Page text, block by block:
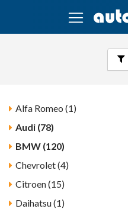
Alfa Romeo (1)
Audi (78)
BMW (120)
Chevrolet (4)
Citroen (15)
Daihatsu (1)